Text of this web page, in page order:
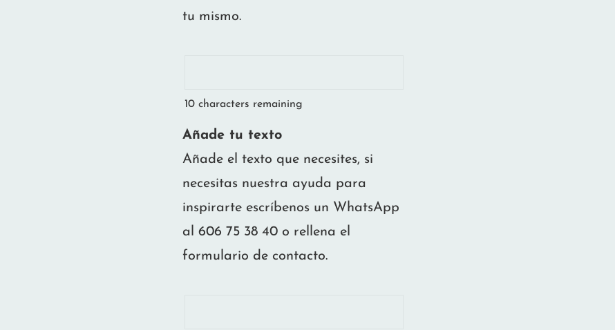
tu mismo.
10characters remaining
Añade tu texto
Añade el texto que necesites, si
necesitas nuestra ayuda para
inspirarte escríbenos un WhatsApp
al 606 75 38 40 o rellena el
formulario de contacto.